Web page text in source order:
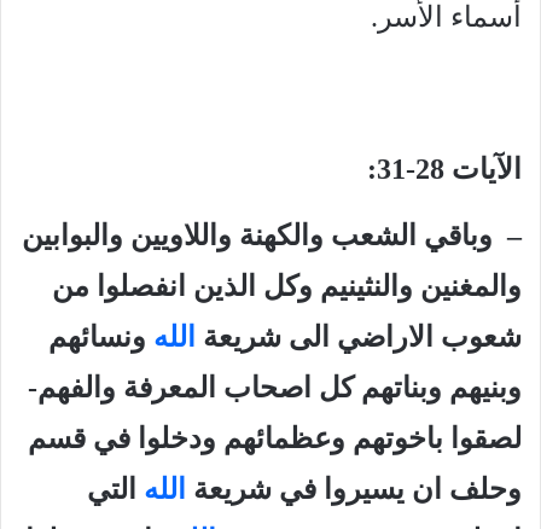
أسماء الأسر.
الآيات 28-31:
– وباقي الشعب والكهنة واللاويين والبوابين
والمغنين والنثينيم وكل الذين انفصلوا من
شعوب الاراضي الى شريعة الله ونسائهم
وبنيهم وبناتهم كل اصحاب المعرفة والفهم-
لصقوا باخوتهم وعظمائهم ودخلوا في قسم
وحلف ان يسيروا في شريعة الله التي